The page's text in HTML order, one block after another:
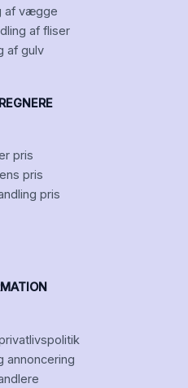
af vægge
af fliser
af gulv
pris
pris
pris
annoncering